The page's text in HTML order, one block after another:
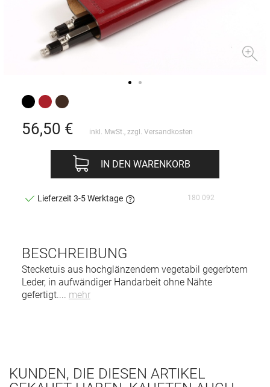
BESCHREIBUNG
Stecketuis aus hochglänzendem vegetabil gegerbtem
Leder, in aufwändiger Handarbeit ohne Nähte
gefertigt.... mehr
56,50 € inkl. MwSt., zzgl. Versandkosten
IN DEN WARENKORB
Lieferzeit 3-5 Werktage 180 092
KUNDEN, DIE DIESEN ARTIKEL